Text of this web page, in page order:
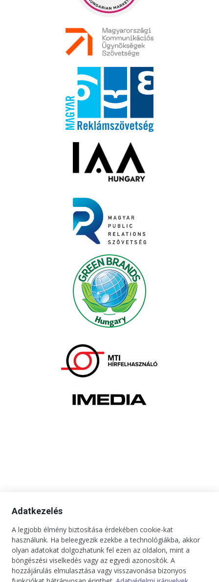
Adatkezelés
A legjobb élmény biztosítása érdekében cookie-kat
használunk. Ha beleegyezik ezekbe a technológiákba, akkor
olyan adatokat dolgozhatunk fel ezen az oldalon, mint a
böngészési viselkedés vagy az egyedi azonosítók. A
hozzájárulás elmulasztása vagy visszavonása bizonyos